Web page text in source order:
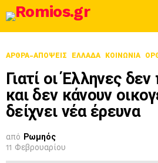
ΑΡΘΡΑ-ΑΠΟΨΕΙΣ ΕΛΛΆΔΑ ΚΟΙΝΩΝΙΑ
Γιατί οι Έλληνες
και δεν κάνουν
δείχνει νέα έρευνα
από Ρωμηός
11 Φεβρουαρίου